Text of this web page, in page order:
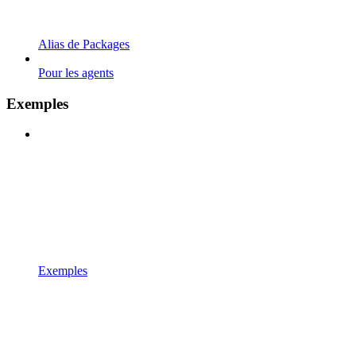
Alias de Packages
Pour les agents
Exemples
Exemples